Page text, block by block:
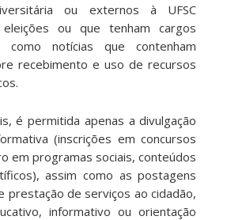
ou externos à UFSC
ou que tenham cargos
como notícias que contenham
recebimento e uso de recursos
é permitida apenas a divulgação
(inscrições em concursos
em programas sociais, conteúdos
assim como as postagens
prestação de serviços ao cidadão,
informativo ou orientação